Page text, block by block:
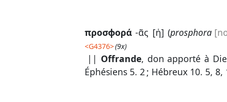
προσϕορά -ᾶς [ἡ] (prosphora
<G4376>(9x)
|| Offrande, don apporté à
Éphésiens 5. 2; Hébreux 10. 5, 8,